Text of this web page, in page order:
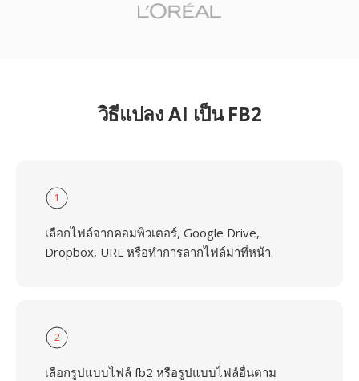
วิธีแปลง AI เป็น FB2
1
เลือกไฟล์จากคอมพิวเตอร์, Google Drive,
Dropbox, URL หรือทำการลากไฟล์มาที่หน้า.
2
เลือกรูปแบบไฟล์ fb2 หรือรูปแบบไฟล์อื่นตาม